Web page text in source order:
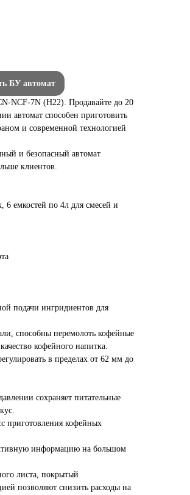
БУ автомат
NCF-7N (H22). Продавайте до 20
автомат способен приготовить
и современной технологией
и безопасный автомат
клиентов.
6 емкостей по 4л для смесей и
подачи ингридиентов для
способны перемолоть кофейные
кофейного напитка.
в пределах от 62 мм до
сохраняет питательные
приготовления кофейных
информацию на большом
листа, покрытый
позволяют снизить расходы на